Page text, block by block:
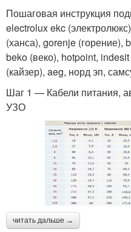
Пошаговая инструкция
electrolux ekc
(ханса), gorenje (горение),
beko (веко), hotpoint,
(кайзер), aeg, норд эп,
Шаг 1 — Кабели питания,
УЗО
читать дальше →